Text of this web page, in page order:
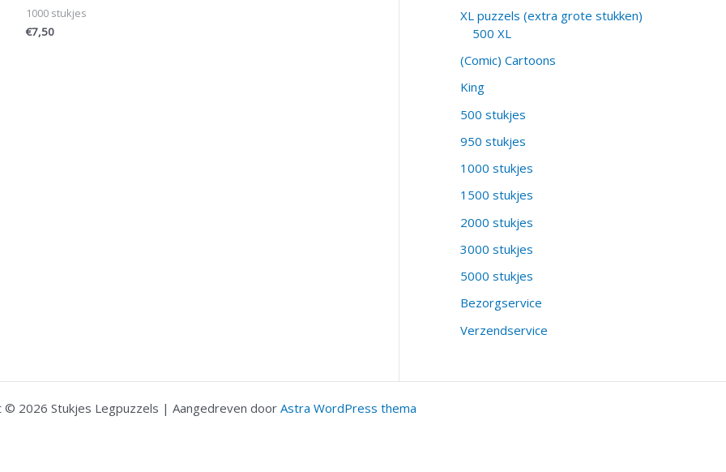
1000 stukjes
€7,50
XL puzzels (extra grote stukken)
500 XL
(Comic) Cartoons
King
500 stukjes
950 stukjes
1000 stukjes
1500 stukjes
2000 stukjes
3000 stukjes
5000 stukjes
Bezorgservice
Verzendservice
© 2026 Stukjes Legpuzzels | Aangedreven doorAstra WordPress thema